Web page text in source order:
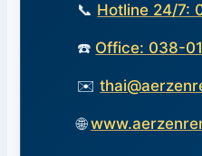
📞 Hotline 24/7:
☎️ Office: 038-
✉️
🌐